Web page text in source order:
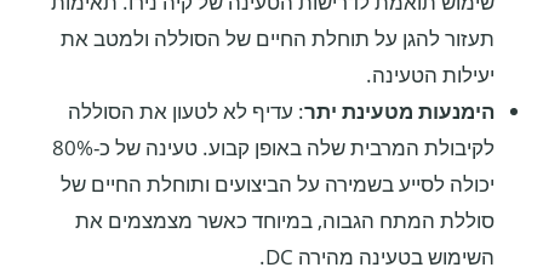
תעזור להגן על תוחלת החיים של הסוללה ולמטב את
יעילות הטעינה.
הימנעות מטעינת יתר: עדיף לא לטעון את הסוללה
לקיבולת המרבית שלה באופן קבוע. טעינה של כ-80%
יכולה לסייע בשמירה על הביצועים ותוחלת החיים של
סוללת המתח הגבוה, במיוחד כאשר מצמצמים את
השימוש בטעינה מהירה DC.